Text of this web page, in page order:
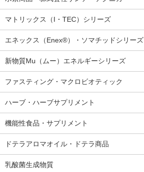
マトリックス（I・TEC）シリーズ
エネックス（Enex®）・ソマチッドシリーズ
新物質Mu（ムー）エネルギーシリーズ
ファスティング・マクロビオティック
ハーブ・ハーブサプリメント
機能性食品・サプリメント
ドテラアロマオイル・ドテラ商品
乳酸菌生成物質